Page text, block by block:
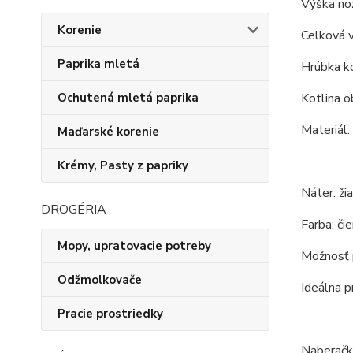
Korenie
Paprika mletá
Ochutená mletá paprika
Maďarské korenie
Krémy, Pasty z papriky
DROGÉRIA
Mopy, upratovacie potreby
Odžmolkovače
Pracie prostriedky
Výška
Celková
Hrúbka
Kotlina
Materiál:
Náter:
Farba:
Možnosť
Ideálna